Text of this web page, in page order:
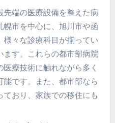
端の医療設備を整えた病
幌市を中心に、旭川市や函
々な診療科目が揃ってい
ます。これらの都市部病院
療技術に触れながら多く
です。また、都市部なら
おり、家族での移住にも